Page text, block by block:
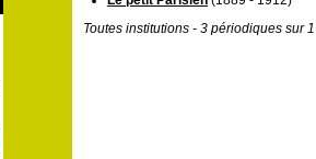
Toutes institutions - 3 périodiques sur